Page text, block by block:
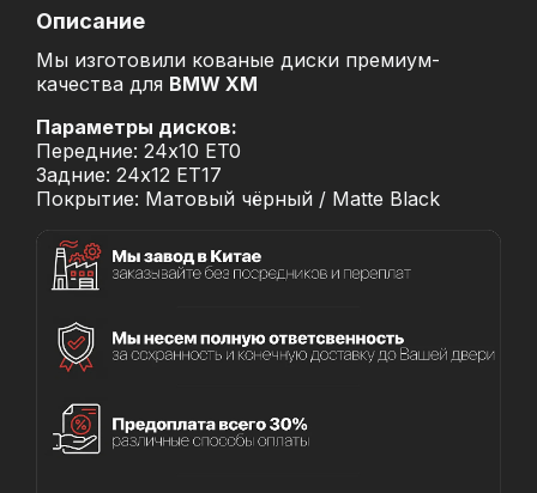
Описание
Мы изготовили кованые диски премиум-
качества для BMW XM
Параметры дисков:
Передние: 24x10 ET0
Задние: 24x12 ET17
Покрытие: Матовый чёрный / Matte Black